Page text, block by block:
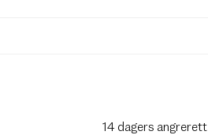
14 dagers angrerett